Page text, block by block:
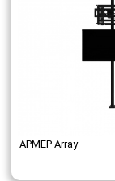
АРМЕР Array